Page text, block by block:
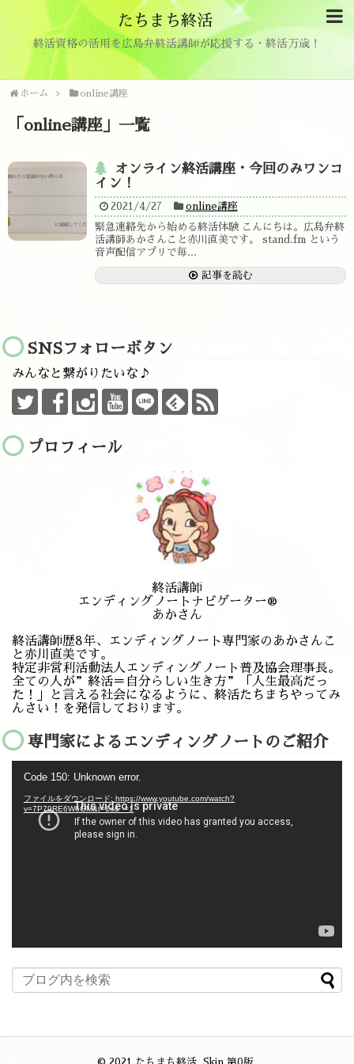
たちまち終活
終活資格の活用を広島弁終活講師が応援する・終活万歳！
ホーム online講座
「 online講座 一覧
オンライン終活講座・今回のみワンコ
イン！
2021/4/27
online講座
緊急連絡先から始める終活体験 こんにちは。広島弁終
活講師あかさんこと赤川直美です。 stand.fm という
音声配信アプリで毎...
記事を読む
SNSフォローボタン
みんなと繋がりたいな♪
プロフィール
終活講師
エンディングノートナビゲーター®️
あかさん
終活講師歴8年、エンディングノート専門家のあかさんこ
と赤川直美です。
特定非営利活動法人エンディングノート普及協会理事長。
全ての人が”終活＝自分らしい生き方”「人生最高だっ
た！」と言える社会になるように、終活たちまちやってみ
んさい！を発信しております。
専門家によるエンディングノートのご紹介
Code 150: Unknown error.
ファイルをダウンロード: https://www.youtube.com/watch?
v=7P79RE6W6GM&t=1s&_=1
© 2021 たちまち終活 . Skin 第0版